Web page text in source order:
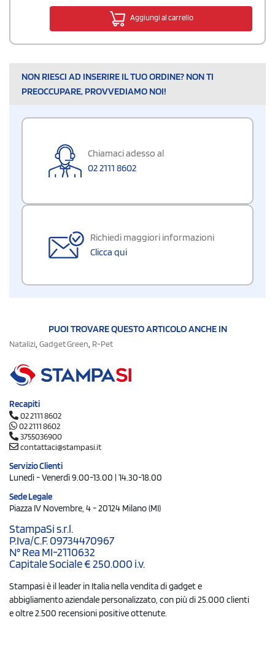
Aggiungi al carrello
NON RIESCI AD INSERIRE IL TUO ORDINE? NON TI
PREOCCUPARE, PROVVEDIAMO NOI!
Chiamaci adesso al
02 2111 8602
Richiedi maggiori informazioni
Clicca qui
PUOI TROVARE QUESTO ARTICOLO ANCHE IN
Natalizi Gadget Green R-Pet
Recapiti
02 2111 8602
02 2111 8602
3755036900
contattaci@stampasi.it
Servizio Clienti
Lunedì - Venerdì 9.00-13.00 | 14.30-18.00
Sede Legale
Piazza IV Novembre, 4 - 20124 Milano (MI)
StampaSi s.r.l.
P.Iva/C.F. 09734470967
N° Rea MI-2110632
Capitale Sociale € 250.000 i.v.
Stampasi è il leader in Italia nella vendita di gadget e
abbigliamento aziendale personalizzato, con più di 25.000 clienti
e oltre 2.500 recensioni positive ottenute.